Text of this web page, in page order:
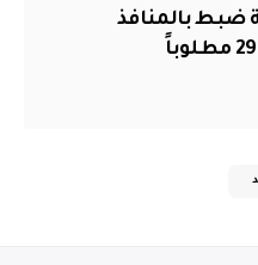
تنفيذ 31 حالة ضبط بالمنافذ